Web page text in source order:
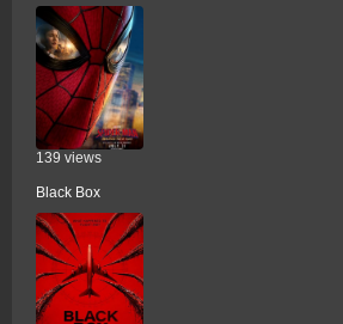
139 views
Black Box